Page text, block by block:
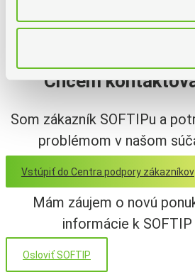
Chcem
Som zákazník SOFTIPu a
problémom v našom
Vstúpiť do Centra podpory zákazníkov
Mám záujem o novú
informácie k
Osloviť SOFTIP